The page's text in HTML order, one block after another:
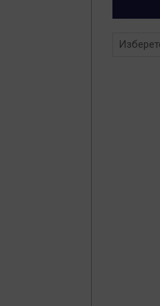
Categories